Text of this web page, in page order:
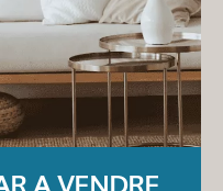
A VENDRE